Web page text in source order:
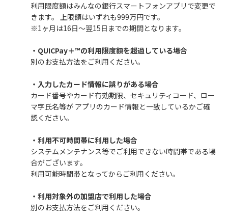
利用限度額はみんなの銀行スマートフォンアプリで変更で
きます。 上限額はいずれも999万円です。
※1ヶ月は16日～翌15日までの期間となります。
・QUICPay＋™の利用限度額を超過している場合
別のお支払方法をご利用ください。
・入力したカード情報に誤りがある場合
カード番号やカード有効期限、セキュリティコード、ロー
マ字氏名等が アプリのカード情報と一致しているかご確
認ください。
・利用不可時間帯に利用した場合
システムメンテナンス等でご利用できない時間帯である場
合がございます。
利用可能時間帯となってからご利用ください。
・利用対象外の加盟店で利用した場合
別のお支払方法をご利用ください。